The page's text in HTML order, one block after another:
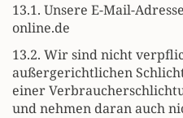
13.1. Unsere E-Mail-
online.de
13.2. Wir sind nicht
außergerichtlichen
einer
und nehmen daran auch